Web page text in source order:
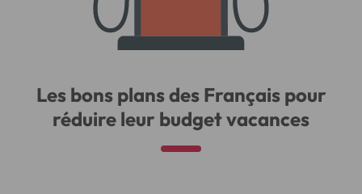
Les bons plans des Français pour
réduire leur budget vacances